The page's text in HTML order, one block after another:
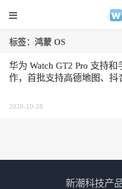
标签：鸿蒙 OS
华为 Watch GT2 Pro 支持和
作，首批支持高德地图、抖
2020-10-28
新潮科技产